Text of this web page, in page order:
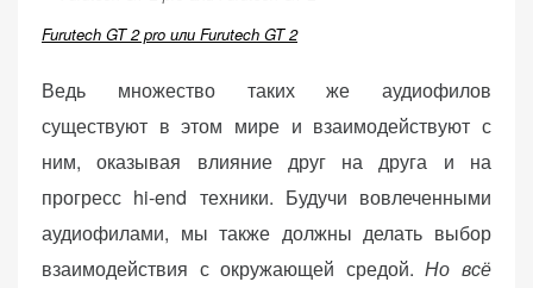
Furutech GT 2 pro или Furutech GT 2
Ведь множество таких же аудиофилов
существуют в этом мире и взаимодействуют с
ним, оказывая влияние друг на друга и на
прогресс hi-end техники. Будучи вовлеченными
аудиофилами, мы также должны делать выбор
взаимодействия с окружающей средой.Но всё